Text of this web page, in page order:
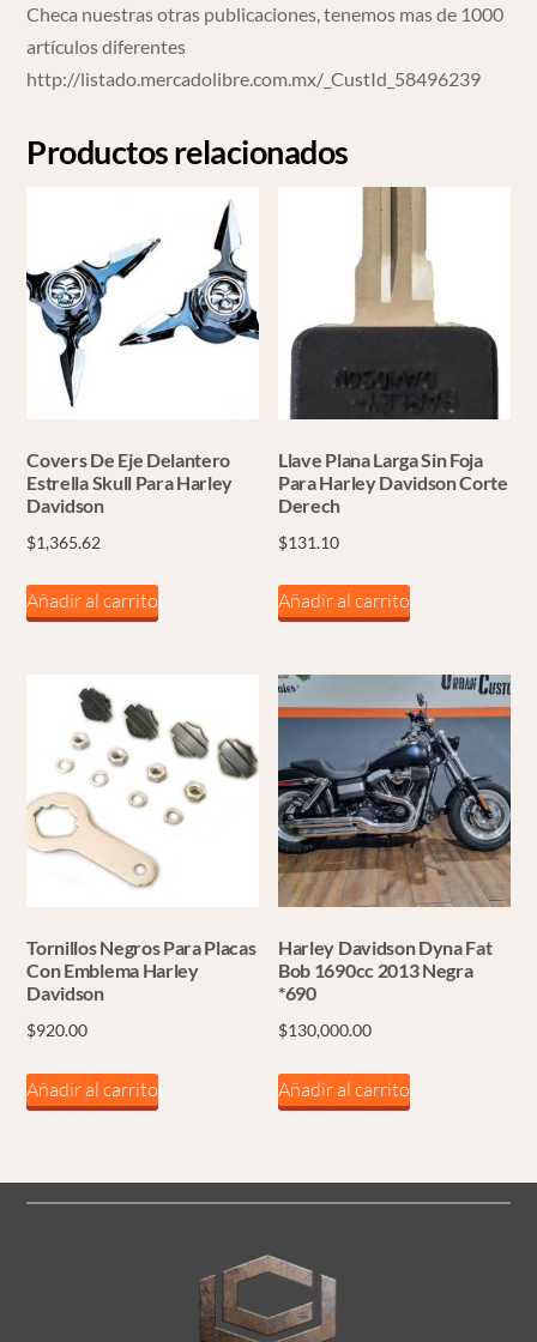
Checa nuestras otras publicaciones, tenemos mas de 1000
artículos diferentes
http://listado.mercadolibre.com.mx/_CustId_58496239
Productos relacionados
Covers De Eje Delantero
Estrella Skull Para Harley
Davidson
$1,365.62
Añadir al carrito
Llave Plana Larga Sin Foja
Para Harley Davidson Corte
Derech
$131.10
Añadir al carrito
Tornillos Negros Para Placas
Con Emblema Harley
Davidson
$920.00
Añadir al carrito
Harley Davidson Dyna Fat
Bob 1690cc 2013 Negra
*690
$130,000.00
Añadir al carrito